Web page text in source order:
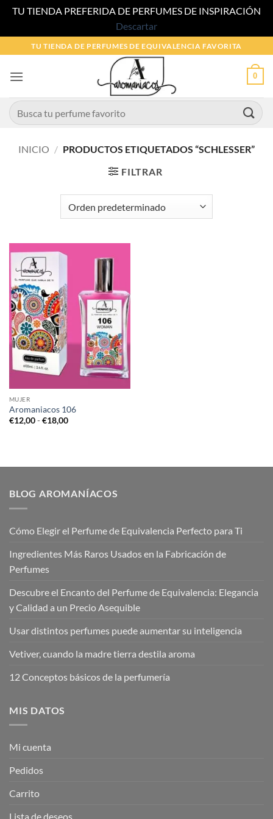
TU TIENDA PREFERIDA DE PERFUMES DE INSPIRACIÓN
Descartar
al
contenido
TU TIENDA DE PERFUMES DE EQUIVALENCIA FAVORITA
0
Buscar
por:
INICIO / PRODUCTOS ETIQUETADOS “SCHLESSER”
FILTRAR
MUJER
Aromaniacos 106
€12,00 - €18,00Rango
€18,00
BLOG AROMANÍACOS
Cómo Elegir el Perfume de Equivalencia Perfecto para Ti
Ingredientes Más Raros Usados en la Fabricación de
Perfumes
Descubre el Encanto del Perfume de Equivalencia: Elegancia
y Calidad a un Precio Asequible
Usar distintos perfumes puede aumentar su inteligencia
Vetiver, cuando la madre tierra destila aroma
12 Conceptos básicos de la perfumería
MIS DATOS
Mi cuenta
Pedidos
Carrito
Lista de deseos